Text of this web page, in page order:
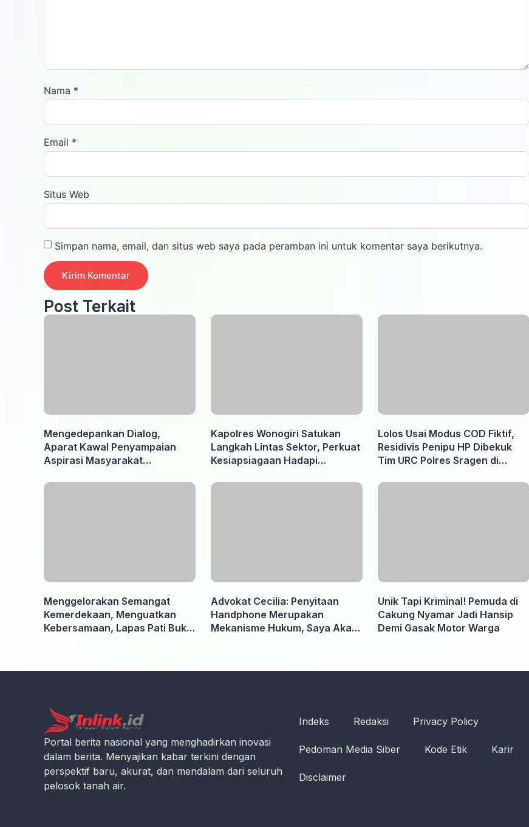
Nama *
Email *
Situs Web
Simpan nama, email, dan situs web saya pada peramban ini untuk komentar saya berikutnya.
Post Terkait
Mengedepankan Dialog,
Aparat Kawal Penyampaian
Aspirasi Masyarakat
Kapolres Wonogiri Satukan
Langkah Lintas Sektor, Perkuat
Kesiapsiagaan Hadapi
Lolos Usai Modus COD Fiktif,
Residivis Penipu HP Dibekuk
Tim URC Polres Sragen di
Menggelorakan Semangat
Kemerdekaan, Menguatkan
Kebersamaan, Lapas Pati Buka
Berbagai Perlombaan
Advokat Cecilia: Penyitaan
Handphone Merupakan
Mekanisme Hukum, Saya Akan
Unik Tapi Kriminal! Pemuda di
Cakung Nyamar Jadi Hansip
Demi Gasak Motor Warga
Portal berita nasional yang menghadirkan inovasi
dalam berita. Menyajikan kabar terkini dengan
perspektif baru, akurat, dan mendalam dari seluruh
pelosok tanah air.
Indeks Redaksi Privacy Policy
Pedoman Media Siber Kode Etik Karir
Disclaimer